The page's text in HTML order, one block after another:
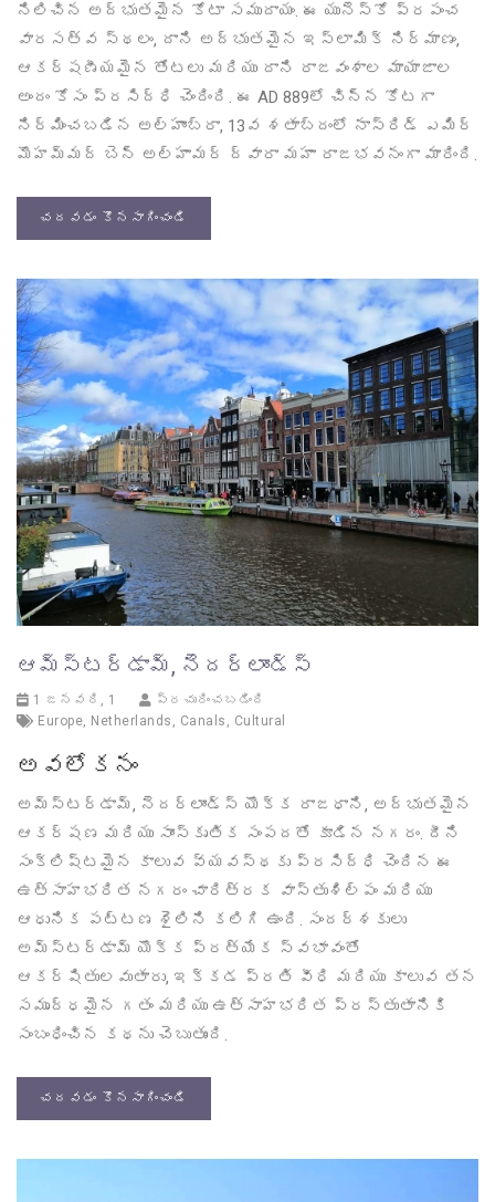
నిలిచిన అద్భుతమైన కోటా సముదాయం. ఈ యునెస్కో ప్రపంచ
వారసత్వ స్థలం, దాని అద్భుతమైన ఇస్లామిక్ నిర్మాణం,
ఆకర్షణీయమైన తోటలు మరియు దాని రాజవంశాల మాయాజాల
అందం కోసం ప్రసిద్ధి చెందింది. ఈ AD 889లో చిన్న కోటగా
నిర్మించబడిన అల్హాంబ్రా, 13వ శతాబ్దంలో నాస్రిడ్ ఎమిర్
మొహమ్మద్ బెన్ అల్హామర్ ద్వారా మహా రాజభవనంగా మారింది.
చదవడం కొనసాగించండి
ఆమ్స్టర్డామ్, నెదర్లాండ్స్
1 జనవరి, 1
ప్రచురించబడింది
Europe, Netherlands , Canals , Cultural
అవలోకనం
అమ్స్టర్డామ్, నెదర్లాండ్స్ యొక్క రాజధాని, అద్భుతమైన
ఆకర్షణ మరియు సాంస్కృతిక సంపదతో కూడిన నగరం. దీని
సంక్లిష్టమైన కాలువ వ్యవస్థకు ప్రసిద్ధి చెందిన ఈ
ఉత్సాహభరిత నగరం చారిత్రక వాస్తుశిల్పం మరియు
ఆధునిక పట్టణ శైలిని కలిగి ఉంది. సందర్శకులు
అమ్స్టర్డామ్ యొక్క ప్రత్యేక స్వభావంతో
ఆకర్షితులవుతారు, ఇక్కడ ప్రతి వీధి మరియు కాలువ తన
సమృద్ధమైన గతం మరియు ఉత్సాహభరిత ప్రస్తుతానికి
సంబంధించిన కథను చెబుతుంది.
చదవడం కొనసాగించండి